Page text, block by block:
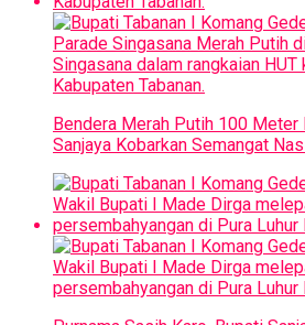
Bendera Merah Putih 100 Meter
Sanjaya Kobarkan Semangat